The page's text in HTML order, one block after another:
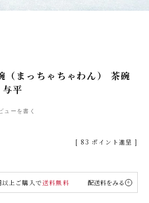
（まっちゃちゃわん） 茶碗
平
ューを書く
[ 83 ポイント進呈 ]
上ご購入で送料無料 配送料をみる